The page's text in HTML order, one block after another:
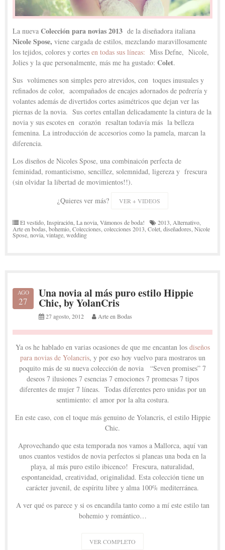
La nueva Colección para novias 2013 de la diseñadora italiana
Nicole Spose, viene cargada de estilos, mezclando maravillosamente
los tejidos, colores y cortes en todas sus líneas: Miss Defne, Nicole,
Jolies y la que personalmente, más me ha gustado: Colet.
Sus volúmenes son simples pero atrevidos, con toques inusuales y
refinados de color, acompañados de encajes adornados de pedrería y
volantes además de divertidos cortes asimétricos que dejan ver las
piernas de la novia. Sus cortes entallan delicadamente la cintura de la
novia y sus escotes en corazón resaltan todavía más la belleza
femenina. La introducción de accesorios como la pamela, marcan la
diferencia.
Los diseños de Nicoles Spose, una combinaicón perfecta de
feminidad, romanticismo, sencillez, solemnidad, ligereza y frescura
(sin olvidar la libertad de movimientos!!).
¿Quieres ver más?
VER + VIDEOS
El vestido Inspiración La novia Vámonos de boda! 2013 Alternativo
Arte en bodas bohemio Colecciones colecciones 2013 Colet diseñadores Nicole
Spose novia vintage wedding
AGO
27
Una novia al más puro estilo Hippie
Chic, by YolanCris
27 agosto, 2012 Arte en Bodas
Ya os he hablado en varias ocasiones de que me encantan los diseños
para novias de Yolancris, y por eso hoy vuelvo para mostraros un
poquito más de su nueva colección de novia “Seven promises” 7
deseos 7 ilusiones 7 esencias 7 emociones 7 promesas 7 tipos
diferentes de mujer 7 líneas. Todas diferentes pero unidas por un
sentimiento: el amor por la alta costura.
En este caso, con el toque más genuino de Yolancris, el estilo Hippie
Chic.
Aprovechando que esta temporada nos vamos a Mallorca, aquí van
unos cuantos vestidos de novia perfectos si planeas una boda en la
playa, al más puro estilo ibicenco! Frescura, naturalidad,
espontaneidad, creatividad, originalidad. Esta colección tiene un
carácter juvenil, de espíritu libre y alma 100% mediterránea.
A ver qué os parece y si os encandila tanto como a mí este estilo tan
bohemio y romántico…
VER COMPLETO